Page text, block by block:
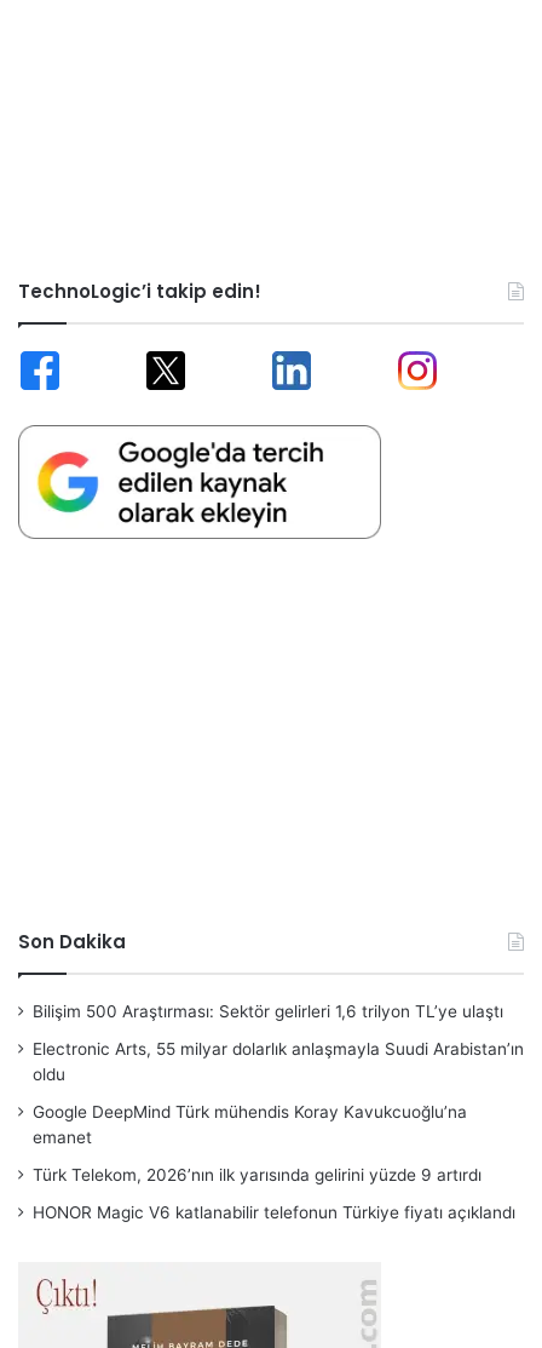
TechnoLogic’i takip edin!
Son Dakika
Bilişim 500 Araştırması: Sektör gelirleri 1,6 trilyon TL’ye ulaştı
Electronic Arts, 55 milyar dolarlık anlaşmayla Suudi Arabistan’ın
oldu
Google DeepMind Türk mühendis Koray Kavukcuoğlu’na
emanet
Türk Telekom, 2026’nın ilk yarısında gelirini yüzde 9 artırdı
HONOR Magic V6 katlanabilir telefonun Türkiye fiyatı açıklandı